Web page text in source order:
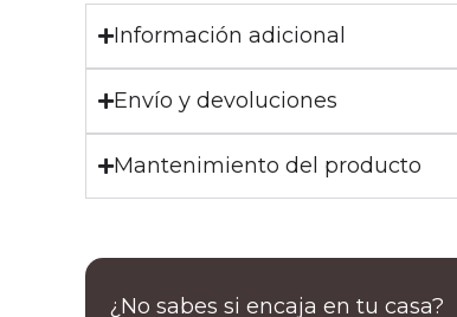
Información adicional
Envío y devoluciones
Mantenimiento del producto
¿No sabes si encaja en tu casa?